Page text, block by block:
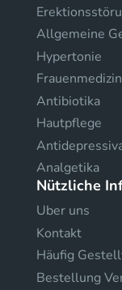
Allgemeine
Hypertonie
Frauenmedizin
Antibiotika
Hautpflege
Analgetika
Nützliche
Uber uns
Kontakt
Häufig
Bestellung